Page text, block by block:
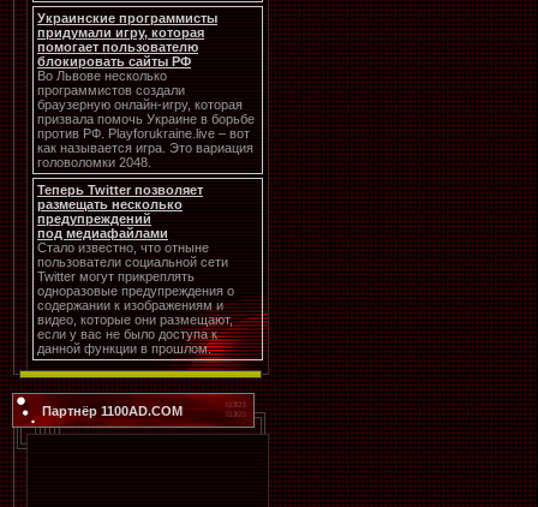
Украинские программисты
придумали игру, которая
помогает пользователю
блокировать сайты РФ
Во Львове несколько
программистов создали
браузерную онлайн-игру, которая
призвала помочь Украине в борьбе
против РФ. Playforukraine.live – вот
как называется игра. Это вариация
головоломки 2048.
Теперь Twitter позволяет
размещать несколько
предупреждений
под медиафайлами
Стало известно, что отныне
пользователи социальной сети
Twitter могут прикреплять
одноразовые предупреждения о
содержании к изображениям и
видео, которые они размещают,
если у вас не было доступа к
данной функции в прошлом.
Партнёр 1100AD.COM